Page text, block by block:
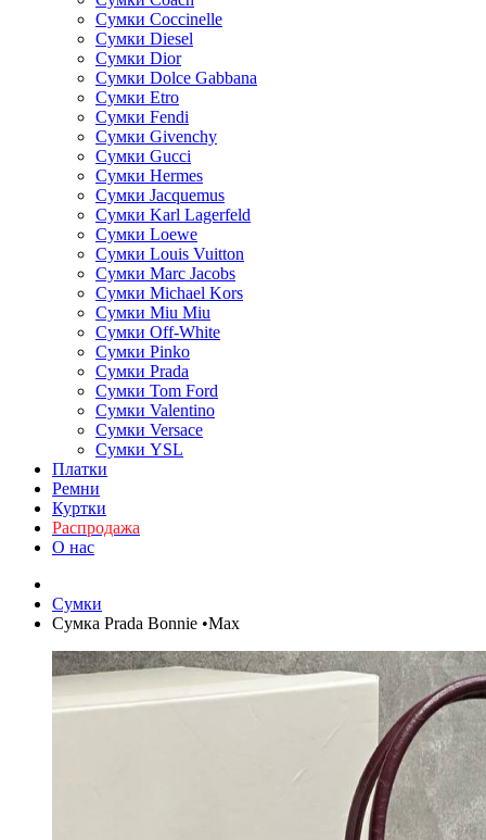
Сумки Coccinelle
Сумки Diesel
Сумки Dior
Сумки Dolce Gabbana
Сумки Etro
Сумки Fendi
Сумки Givenchy
Сумки Gucci
Сумки Hermes
Сумки Jacquemus
Сумки Karl Lagerfeld
Сумки Loewe
Сумки Louis Vuitton
Сумки Marc Jacobs
Сумки Michael Kors
Сумки Miu Miu
Сумки Off-White
Сумки Pinko
Сумки Prada
Сумки Tom Ford
Cумки Valentino
Сумки Versace
Сумки YSL
Платки
Ремни
Куртки
Распродажа
О нас
Сумки
Сумка Prada Bonnie •Max